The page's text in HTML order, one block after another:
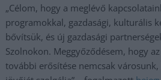
„Célom, hogy a meglévő
programokkal, gazdasági, kulturális
bővítsük, és új gazdasági
Szolnokon. Meggyőződésem, hogy
további erősítése nemcsak